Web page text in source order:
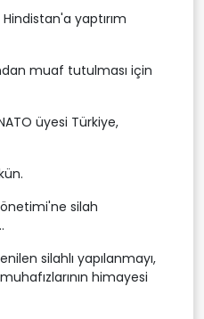
yaptırım
muaf tutulması için
üyesi Türkiye,
silah
silahlı yapılanmayı,
himayesi